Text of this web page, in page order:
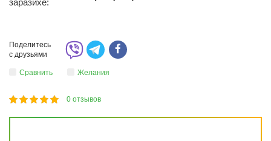
заразихе:
Поделитесь
с друзьями
Сравнить Желания
100
1
2
3
4
5 0 отзывов